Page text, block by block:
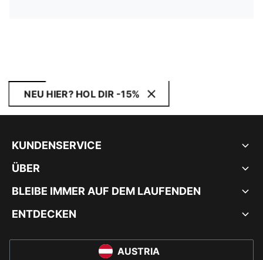
NEU HIER? HOL DIR -15%
KUNDENSERVICE
ÜBER
BLEIBE IMMER AUF DEM LAUFENDEN
ENTDECKEN
AUSTRIA